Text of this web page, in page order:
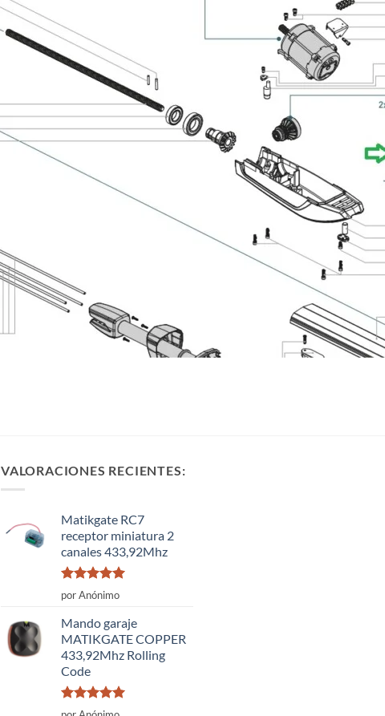
VALORACIONES RECIENTES:
Matikgate RC7
receptor miniatura 2
canales 433,92Mhz
Valorado
con
por Anónimo
Mando garaje
MATIKGATE COPPER
433,92Mhz Rolling
Code
Valorado